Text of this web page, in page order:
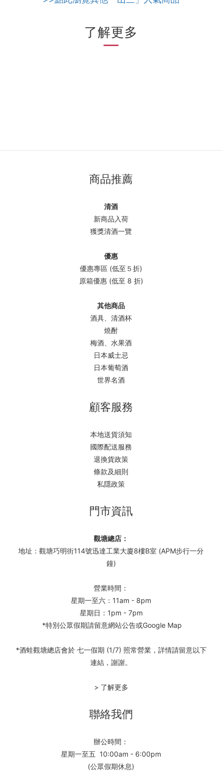
了解更多
商品推薦
清酒
新商品入荷
獲獎清酒一覽
優惠
優惠專區 (低至５折)
原箱優惠 (低至 8 折)
其他商品
酒具、清酒杯
燒酎
梅酒、水果酒
日本威士忌
日本葡萄酒
世界名酒
顧客服務
本地送貨須知
國際配送服務
退換貨政策
條款及細則
私隱政策
門市資訊
觀塘總店：
地址：觀塘巧明街114號迅達工業大廈8樓B室 (APM步行一分
鐘)
營業時間：
星期一至六：11am - 8pm
星期日：1pm - 7pm
*特別公眾假期請留意網站公告或Google Map
*酒蛙觀塘總店會於 七一假期 (1/7) 照常營業，詳情請留意以下
連結，謝謝。
> 了解更多
聯絡我們
辦公時間：
星期一至五 10:00am - 6:00pm
(公眾假期休息)